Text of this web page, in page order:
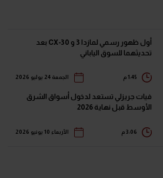
أول ظهور رسمي لمازدا 3 و CX-30 بعد
تحديثهما للسوق الياباني
الجمعة 24 يوليو 2026
فيات جريزلي تستعد لدخول أسواق الشرق
الأوسط قبل نهاية 2026
الأربعاء 10 يونيو 2026